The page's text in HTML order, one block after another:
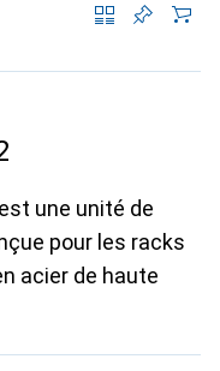
une unité de
pour les racks
acier de haute